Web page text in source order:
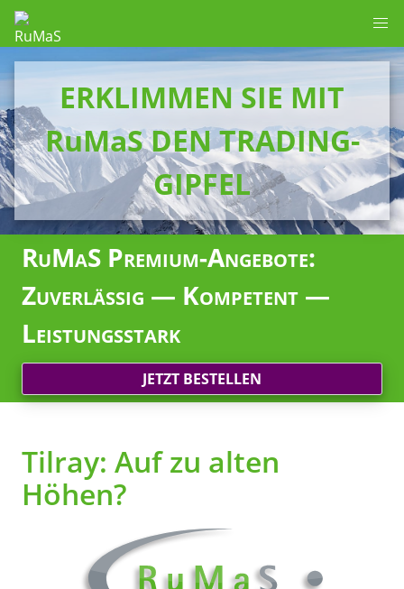
ERKLIMMEN SIE MIT
RuMaS DEN TRADING-
GIPFEL
RuMaS Premium-Angebote:
Zuverlässig — Kompetent —
Leistungsstark
JETZT BESTELLEN
Tilray: Auf zu alten
Höhen?